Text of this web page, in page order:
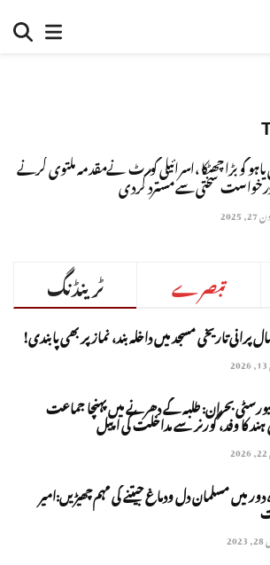
یاہو کو بڑا چھٹکا ،اسرائیلی کورٹ نےمقدمہ ملتوی کرنے
سختی سے مسترد کردی
2025
ٹرینڈنگ تبصرے
بحران: طلبہ کے دھرنے میں پہنچا جماعت
کا وفد، گورنر سے مداخلت کی اپیل
میں مسلمان دل ودماغ جیتنے کی مہم چھیڑیں:امیر